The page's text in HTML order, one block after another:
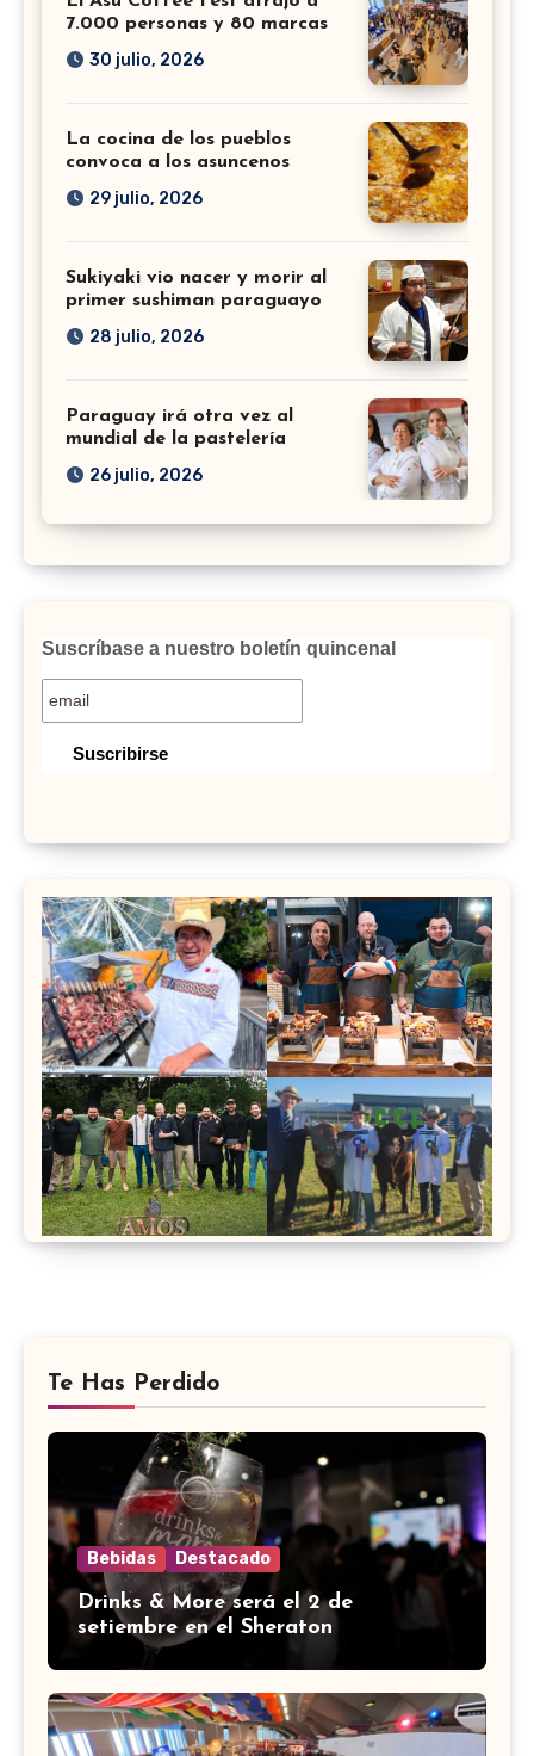
7.000 personas y 80 marcas
30 julio, 2026
La cocina de los pueblos
convoca a los asuncenos
29 julio, 2026
Sukiyaki vio nacer y morir al
primer sushiman paraguayo
28 julio, 2026
Paraguay irá otra vez al
mundial de la pastelería
26 julio, 2026
Suscríbase a nuestro boletín quincenal
Te Has Perdido
Bebidas Destacado
Drinks & More será el 2 de
setiembre en el Sheraton